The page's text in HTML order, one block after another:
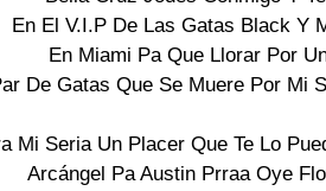
En El V.I.P De Las Gatas Black Y
En Miami Pa Que Llorar Por
De Gatas Que Se Muere Por Mi
Mi Seria Un Placer Que Te Lo
Arcángel Pa Austin Prraa Oye